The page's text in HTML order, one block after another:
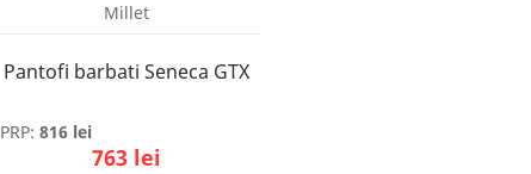
Millet
Pantofi barbati Seneca GTX
PRP: 816 lei
763 lei